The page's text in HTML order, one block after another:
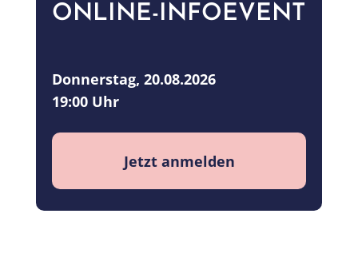
ONLINE-INFOEVENT
Donnerstag, 20.08.2026
19:00 Uhr
Jetzt anmelden